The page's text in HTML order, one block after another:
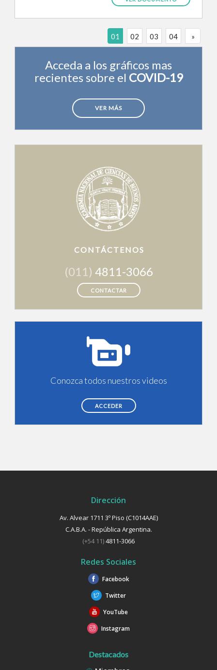
01 02 03 04 »
Acceda a los gráficos mas
recientes sobre el COVID-19
VER MÁS
CONTÁCTENOS
(011) 4811-3066
CONTACTAR
Conozca todos nuestros videos
ACCEDER
Dirección
Av. Alvear 1711 3º Piso (C1014AAE)
C.A.B.A. - República Argentina.
(+54 11)4811-3066
Redes Sociales
Facebook
Twitter
YouTube
Instagram
Destacados